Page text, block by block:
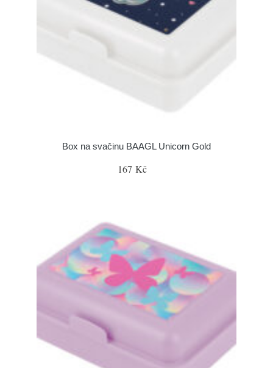
Box na svačinu BAAGL Unicorn Gold
167 Kč